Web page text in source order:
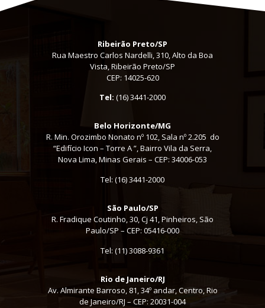
Ribeirão Preto/SP
Rua Maestro Carlos Nardelli, 310, Alto da Boa
Vista, Ribeirão Preto/SP
CEP: 14025-620
Tel: (16) 3441-2000
Belo Horizonte/MG
R. Min. Orozimbo Nonato nº 102, Sala nº 2.205 do
“Edifício Icon – Torre A ”, Bairro Vila da Serra,
Nova Lima, Minas Gerais – CEP: 34006-053
Tel: (16) 3441-2000
São Paulo/SP
R. Fradique Coutinho, 30, Cj 41, Pinheiros, São
Paulo/SP – CEP: 05416-000
Tel: (11) 3088-9361
Rio de Janeiro/RJ
Av. Almirante Barroso, 81, 34º andar, Centro, Rio
de Janeiro/RJ – CEP: 20031-004